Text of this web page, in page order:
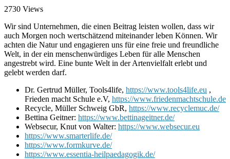
2730 Views
Wir sind Unternehmen, die einen Beitrag leisten wollen, dass wir
auch Morgen noch wertschätzend miteinander leben Können. Wir
achten die Natur und engagieren uns für eine freie und freundliche
Welt, in der ein menschenwürdiges Leben für alle Menschen
angestrebt wird. Eine bunte Welt in der Artenvielfalt erlebt und
gelebt werden darf.
Dr. Gertrud Müller, Tools4life, https://www.tools4life.eu ,
Frieden macht Schule e.V, https://www.friedenmachtschule.de
Recycle, Müller Schweig GbR, https://www.recyclemuc.de/
Bettina Geitner: https://www.bettinageitner.de/
Websecur, Knut von Walter: https://www.websecur.eu
https://www.smarterlife.de/
https://www.formkurve.de/
https://www.essentia-heilpaedagogik.de/